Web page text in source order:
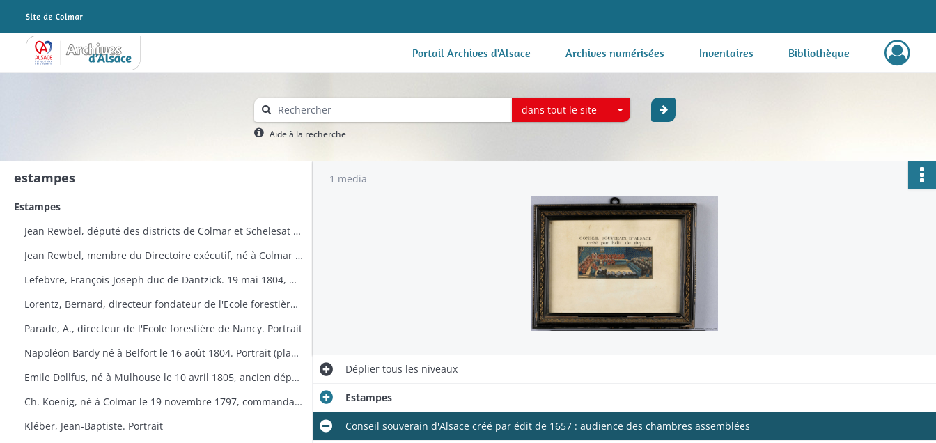
Archives Alsace - Colmar Portail Archives d'Alsace Archives numérisées Inventaires Bibliothèque
dans tout le site
Aide à la recherche
estampes
Estampes
Jean Rewbel, député des districts de Colmar et Schelesat à l'Assemblée nationale en 1789. Portrait
Jean Rewbel, membre du Directoire exécutif, né à Colmar en 1746. Portrait
Lefebvre, François-Joseph duc de Dantzick. 19 mai 1804, maréchal de France. Portrait (Planche de la Galerie historique de Versailles n° 1539)
Lorentz, Bernard, directeur fondateur de l'Ecole forestière à Nancy. Portrait
Parade, A., directeur de l'Ecole forestière de Nancy. Portrait
Napoléon Bardy né à Belfort le 16 août 1804. Portrait (planche de la Galerie des représentants du peuple, 1848)
Emile Dollfus, né à Mulhouse le 10 avril 1805, ancien député. Portrait (planche de la Galerie des représentants du peuple, 1848)
Ch. Koenig, né à Colmar le 19 novembre 1797, commandant de la Garde nationale de Colmar. Portrait (planche de la Galerie des représentants du peuple, 1848)
Kléber, Jean-Baptiste. Portrait
1 media
Dépliertous les niveaux
Estampes
Conseil souverain d'Alsace créé par édit de 1657 : audience des chambres assemblées